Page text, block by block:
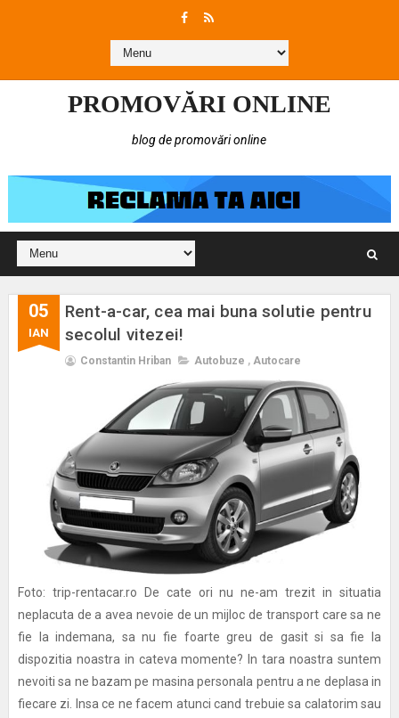
PROMOVĂRI ONLINE
blog de promovări online
05
IAN
Rent-a-car, cea mai buna solutie pentru
secolul vitezei!
Constantin Hriban Autobuze , Autocare
Foto: trip-rentacar.ro De cate ori nu ne-am trezit in situatia
neplacuta de a avea nevoie de un mijloc de transport care sa ne
fie la indemana, sa nu fie foarte greu de gasit si sa fie la
dispozitia noastra in cateva momente? In tara noastra suntem
nevoiti sa ne bazam pe masina personala pentru a ne deplasa in
fiecare zi. Insa ce ne facem atunci cand trebuie sa calatorim sau